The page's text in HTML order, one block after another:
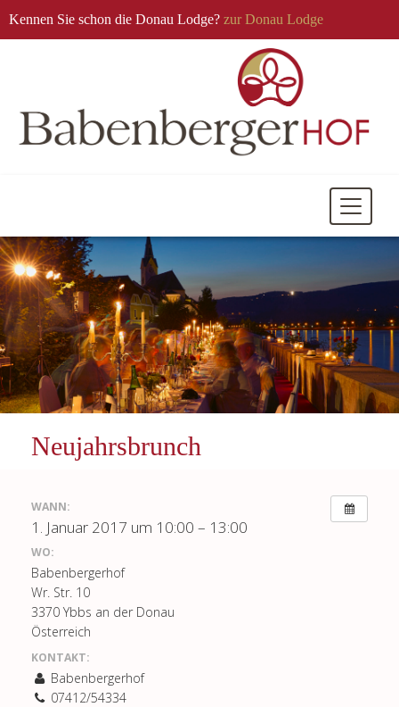
Kennen Sie schon die Donau Lodge? zur Donau Lodge
Mobile
Neujahrsbrunch
WANN:
1. Januar 2017 um 10:00 – 13:00
WO:
Babenbergerhof
Wr. Str. 10
3370 Ybbs an der Donau
Österreich
KONTAKT:
Babenbergerhof
07412/54334